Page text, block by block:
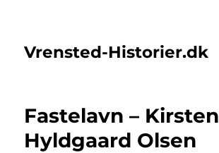
Vrensted-Historier.dk
Fastelavn – Kirsten
Hyldgaard Olsen